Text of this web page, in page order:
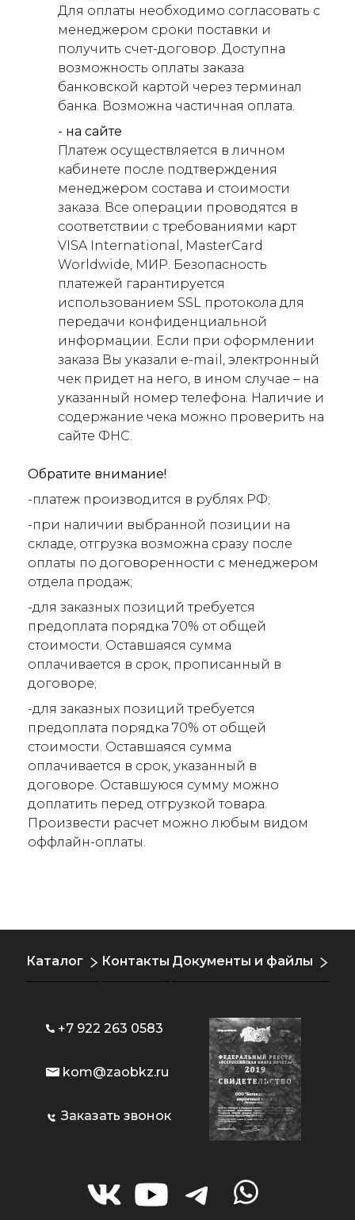
Для оплаты необходимо согласовать с
менеджером сроки поставки и
получить счет-договор. Доступна
возможность оплаты заказа
банковской картой через терминал
банка. Возможна частичная оплата.
- на сайте
Платеж осуществляется в личном
кабинете после подтверждения
менеджером состава и стоимости
заказа. Все операции проводятся в
соответствии с требованиями карт
VISA International, MasterCard
Worldwide, МИР. Безопасность
платежей гарантируется
использованием SSL протокола для
передачи конфиденциальной
информации. Если при оформлении
заказа Вы указали e-mail, электронный
чек придет на него, в ином случае – на
указанный номер телефона. Наличие и
содержание чека можно проверить на
сайте ФНС.
Обратите внимание!
-платеж производится в рублях РФ;
-при наличии выбранной позиции на
складе, отгрузка возможна сразу после
оплаты по договоренности с менеджером
отдела продаж;
-для заказных позиций требуется
предоплата порядка 70% от общей
стоимости. Оставшаяся сумма
оплачивается в срок, прописанный в
договоре;
-для заказных позиций требуется
предоплата порядка 70% от общей
стоимости. Оставшаяся сумма
оплачивается в срок, указанный в
договоре. Оставшуюся сумму можно
доплатить перед отгрузкой товара.
Произвести расчет можно любым видом
оффлайн-оплаты.
Каталог Контакты Документы и файлы
+7 922 263 0583
kom@zaobkz.ru
Заказать звонок